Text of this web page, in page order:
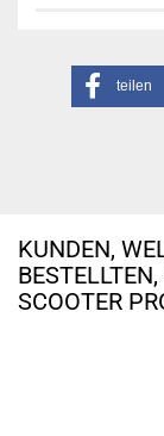
teilen
KUNDEN,
SCOOTER